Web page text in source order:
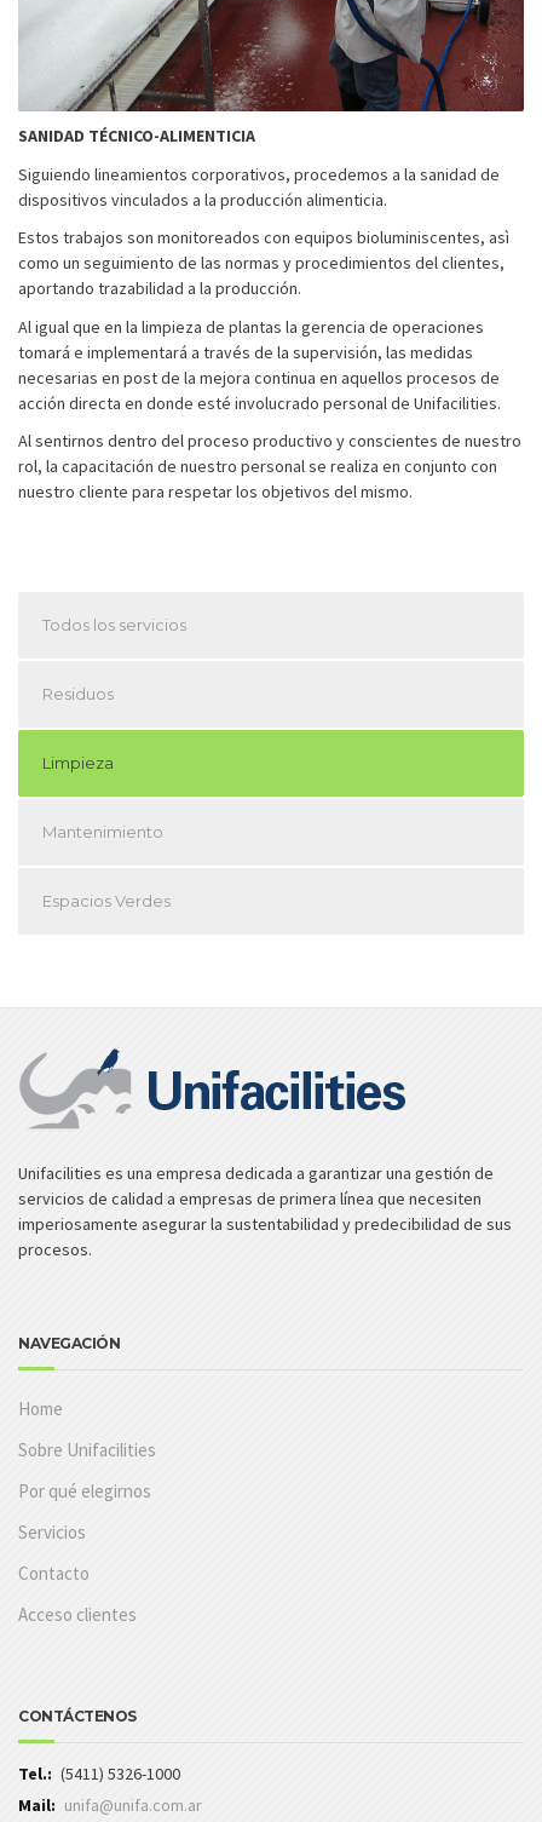
SANIDAD TÉCNICO-ALIMENTICIA
Siguiendo lineamientos corporativos, procedemos a la sanidad de
dispositivos vinculados a la producción alimenticia.
Estos trabajos son monitoreados con equipos bioluminiscentes, asì
como un seguimiento de las normas y procedimientos del clientes,
aportando trazabilidad a la producción.
Al igual que en la limpieza de plantas la gerencia de operaciones
tomará e implementará a través de la supervisión, las medidas
necesarias en post de la mejora continua en aquellos procesos de
acción directa en donde esté involucrado personal de Unifacilities.
Al sentirnos dentro del proceso productivo y conscientes de nuestro
rol, la capacitación de nuestro personal se realiza en conjunto con
nuestro cliente para respetar los objetivos del mismo.
Todos los servicios
Residuos
Limpieza
Mantenimiento
Espacios Verdes
Unifacilities es una empresa dedicada a garantizar una gestión de
servicios de calidad a empresas de primera línea que necesiten
imperiosamente asegurar la sustentabilidad y predecibilidad de sus
procesos.
NAVEGACIÓN
Home
Sobre Unifacilities
Por qué elegirnos
Servicios
Contacto
Acceso clientes
CONTÁCTENOS
Tel.: (5411) 5326-1000
Mail: unifa@unifa.com.ar